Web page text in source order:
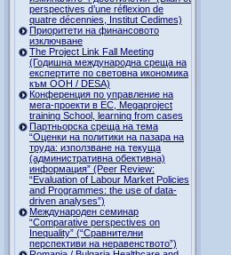
perspectives d’une réflexion de
quatre décennies, Institut Cedimes)
Приоритети на финансовото
изключване
The Project Link Fall Meeting
(Годишна международна среща на
експертите по световна икономика
към ООН / DESA)
Конференция по управление на
мега-проекти в ЕС, Megaproject
training School, learning from cases
Партньорска среща на тема
“Оценки на политики на пазара на
труда: използване на текуща
(административна обективна)
информация” (Peer Review:
“Evaluation of Labour Market Policies
and Programmes: the use of data-
driven analyses”)
Международен семинар
“Comparative perspectives on
Inequality” (“Сравнителни
перспективи на неравенството”)